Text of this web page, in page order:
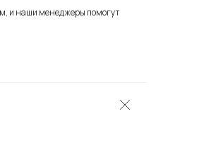
и наши менеджеры помогут